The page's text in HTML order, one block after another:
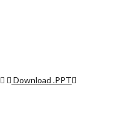
Download .PPT